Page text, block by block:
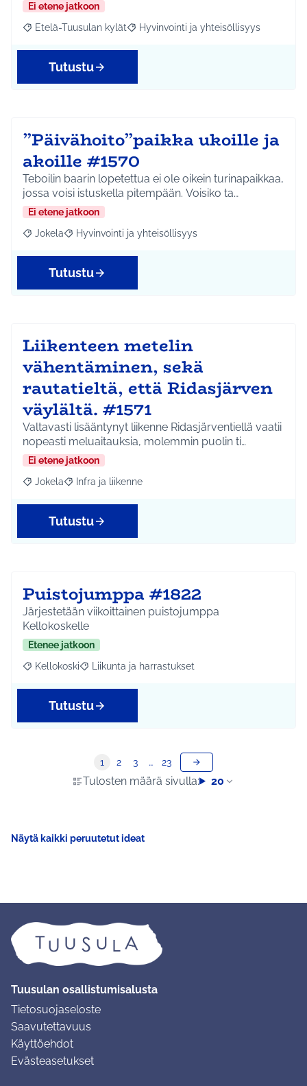
Ei etene jatkoon
Rajaa tulokset aihepiirin mukaan: Etelä-Tuusulan kylät
Etelä-Tuusulan kylät Rajaa tulokset teeman mukaan:
Hyvinvointi ja yhteisöllisyys
Tutustu
”Päivähoito”paikka ukoille ja
akoille #1570
Teboilin baarin lopetettua ei ole oikein turinapaikkaa,
jossa voisi istuskella pitempään. Voisiko ta…
Ei etene jatkoon
Rajaa tulokset aihepiirin mukaan: Jokela
Jokela Rajaa tulokset teeman mukaan: Hyvinvointi ja
Hyvinvointi ja yhteisöllisyys
Tutustu
Liikenteen metelin
vähentäminen, sekä
rautatieltä, että Ridasjärven
väylältä. #1571
Valtavasti lisääntynyt liikenne Ridasjärventiellä vaatii
nopeasti meluaitauksia, molemmin puolin ti…
Ei etene jatkoon
Rajaa tulokset aihepiirin mukaan: Jokela
Jokela Rajaa tulokset teeman mukaan: Infra ja liikenne
Infra ja liikenne
Tutustu
Puistojumppa #1822
Järjestetään viikoittainen puistojumppa
Kellokoskelle
Etenee jatkoon
Rajaa tulokset aihepiirin mukaan: Kellokoski
Kellokoski Rajaa tulokset teeman mukaan: Liikunta ja
Liikunta ja harrastukset
Tutustu
Tulosten määrä sivulla: 20
1 2 3 … 23
Näytä kaikki peruutetut ideat
Tuusulan osallistumisalusta
Tietosuojaseloste
Saavutettavuus
Käyttöehdot
Evästeasetukset